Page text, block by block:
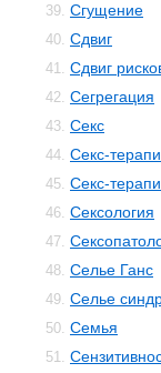
39. Сгущение
40. Сдвиг
41. Сдвиг
42. Сегрегация
43. Секс
44. Секс-
45. Секс-
46. Сексология
47.
48. Селье Ганс
49. Селье
50. Семья
51.